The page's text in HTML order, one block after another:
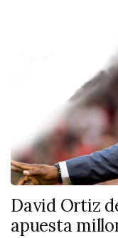
David Ortiz
apuesta